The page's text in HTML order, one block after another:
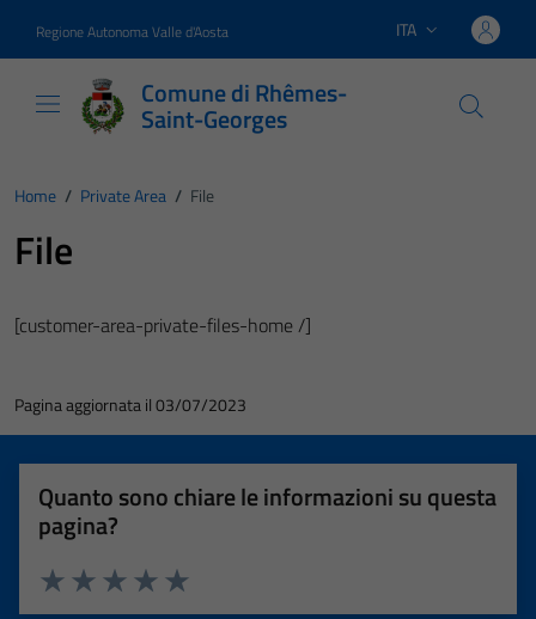
Regione Autonoma Valle d'Aosta Lingua attiva:
ITA
Comune di Rhêmes-
Saint-Georges
Home / Private Area / File
File
[customer-area-private-files-home /]
Pagina aggiornata il 03/07/2023
Quanto sono chiare le informazioni su questa
pagina?
Valuta 5 stelle su 5
Valuta 4 stelle su 5
Valuta 3 stelle su 5
Valuta 2 stelle su 5
Valuta 1 stelle su 5